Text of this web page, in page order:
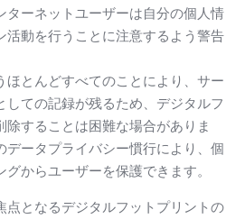
ターネットユーザーは自分の個人情
活動を行うことに注意するよう警告
ほとんどすべてのことにより、サー
しての記録が残るため、デジタルフ
除することは困難な場合がありま
データプライバシー慣行により、個
からユーザーを保護できます。
点となるデジタルフットプリントの